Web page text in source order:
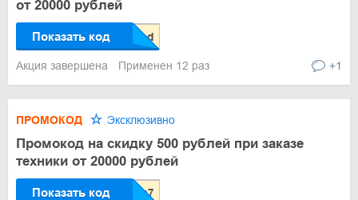
от 20000 рублей
Показать код
Акция завершена Применен 12 раз +1
ПРОМОКОД Эксклюзивно
Промокод на скидку 500 рублей при заказе
техники от 20000 рублей
Показать код